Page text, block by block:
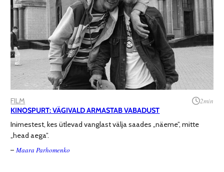
FILM 2min
KINOSPURT: VÄGIVALD ARMASTAB VABADUST
Inimestest, kes ütlevad vanglast välja saades „näeme”, mitte
„head aega”.
– Maara Parhomenko